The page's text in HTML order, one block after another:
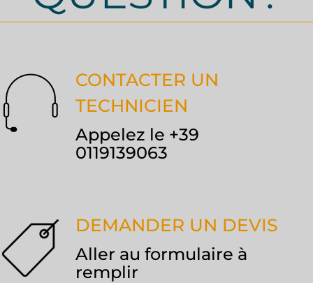
CONTACTER UN
TECHNICIEN
Appelez le +39
0119139063
DEMANDER UN DEVIS
Aller au formulaire à
remplir